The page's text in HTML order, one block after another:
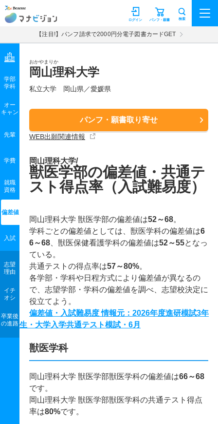
マナビジョン パンフ・願書
ログイン 検索
【注目!】パンフ請求で2000円分電子図書カードGET
おかやまりか
岡山理科大学
私立大学 岡山県／愛媛県
パンフ・願書取り寄せ
WEB出願関連情報
学部
学科
オー
キャン
先輩
学費
就職
資格
偏差値
入試
志望
理由
イチ
オシ
卒業後
の進路
岡山理科大学/
獣医学部の偏差値・共通テ
スト得点率（入試難易度）
岡山理科大学 獣医学部の偏差値は52～68。
学科ごとの偏差値としては、獣医学科の偏差値は6
6～68 、獣医保健看護学科の偏差値は52～55となっ
ている。
共通テストの得点率は57～80%。
各学部・学科や日程方式により偏差値が異なるの
で、志望学部・学科の偏差値を調べ、志望校決定に
役立てよう。
偏差値・入試難易度 情報元：2026年度進研模試3年
生・大学入学共通テスト模試・6月
獣医学科
岡山理科大学 獣医学部獣医学科の偏差値は66～68
です。
岡山理科大学 獣医学部獣医学科の共通テスト得点
率は80%です。